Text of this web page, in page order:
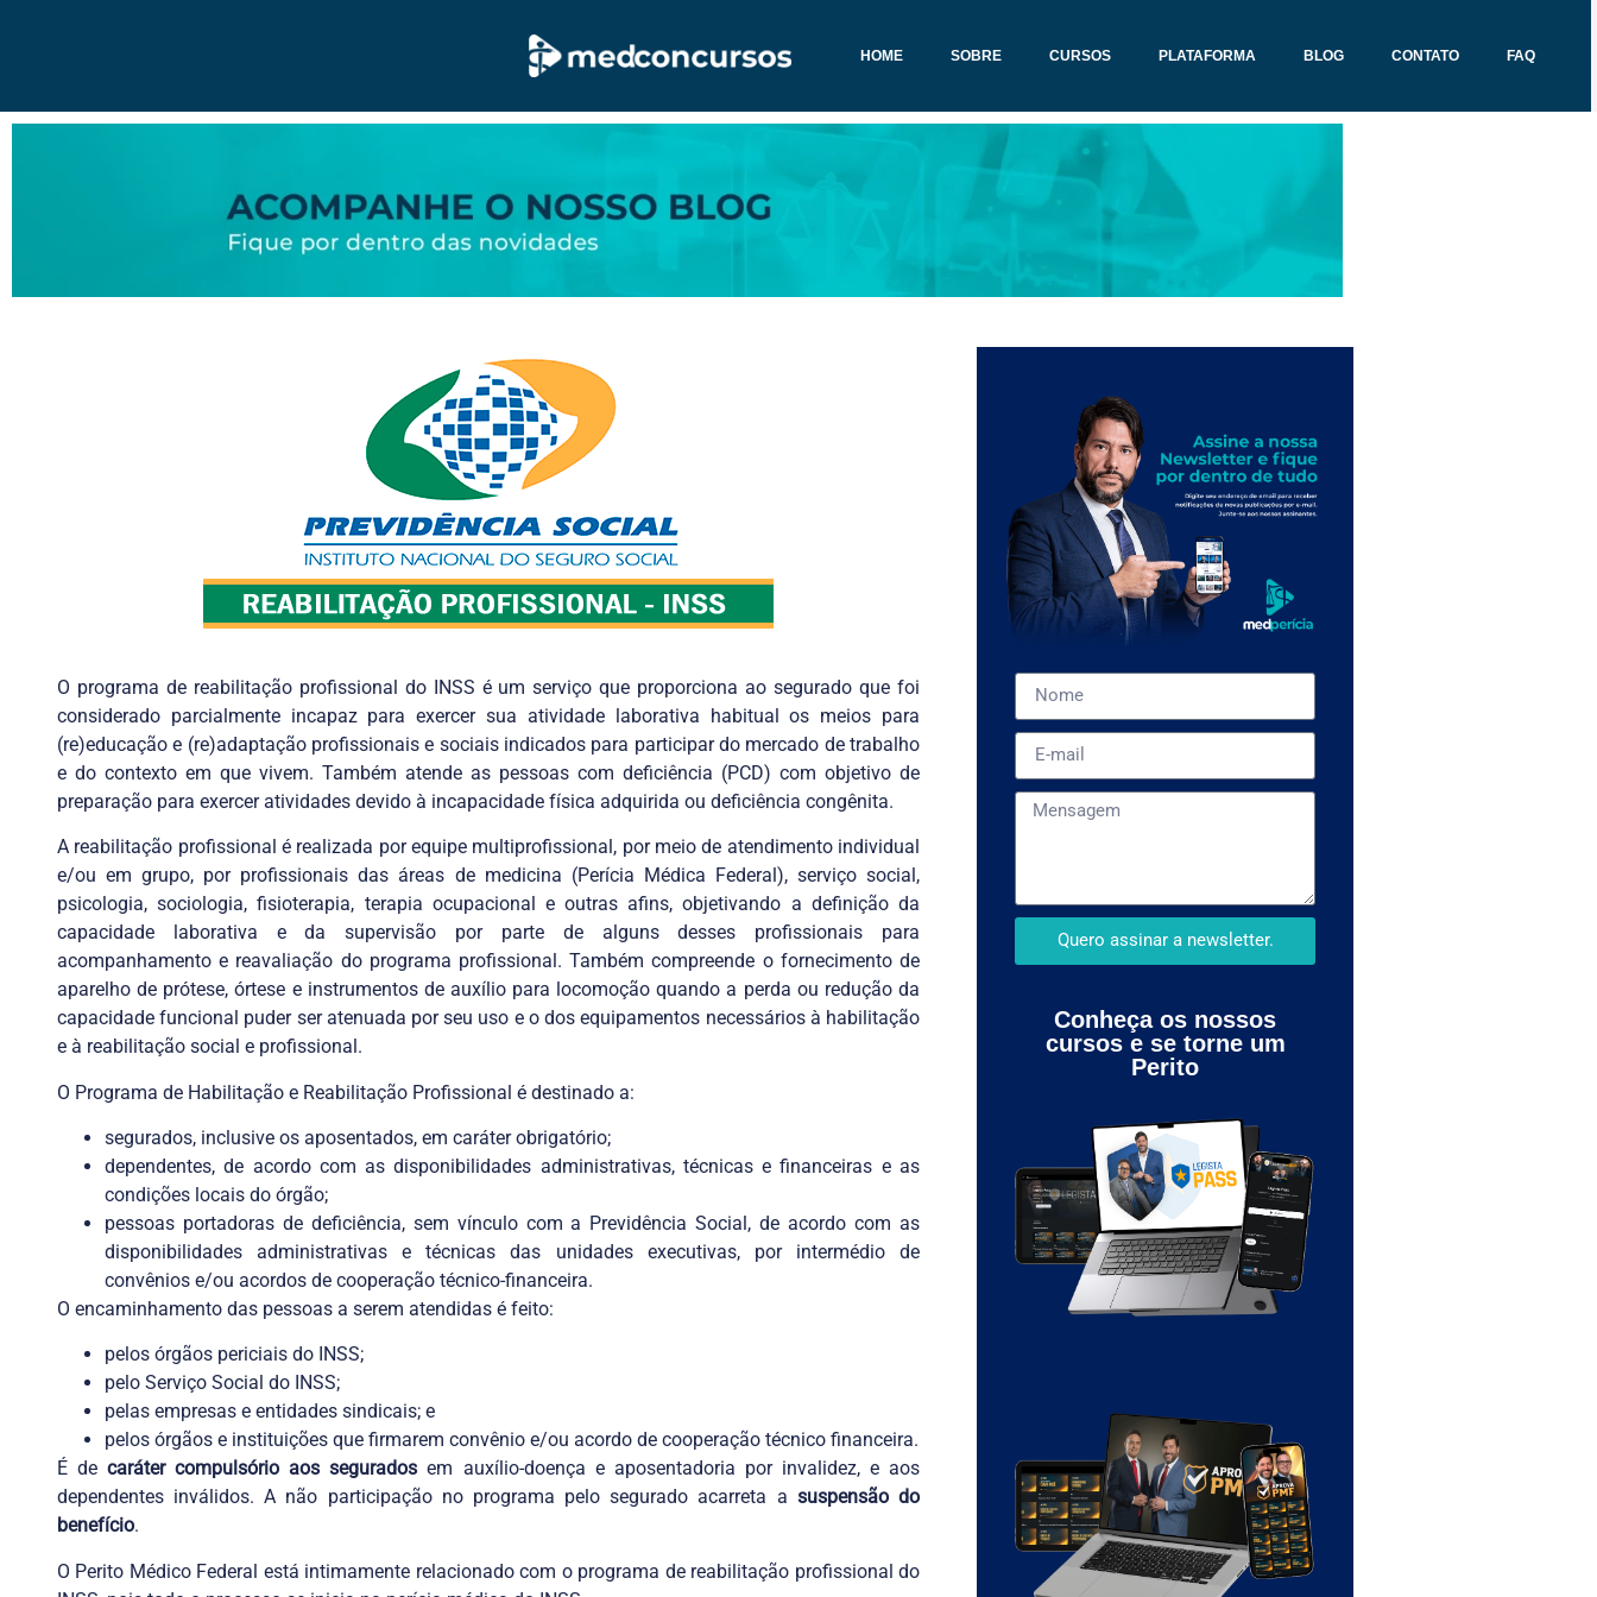
HOME SOBRE CURSOS PLATAFORMA BLOG CONTATO FAQ
O programa de reabilitação profissional do INSS é um serviço que proporciona ao segurado que foi
considerado parcialmente incapaz para exercer sua atividade laborativa habitual os meios para
(re)educação e (re)adaptação profissionais e sociais indicados para participar do mercado de trabalho
e do contexto em que vivem. Também atende as pessoas com deficiência (PCD) com objetivo de
preparação para exercer atividades devido à incapacidade física adquirida ou deficiência congênita.
A reabilitação profissional é realizada por equipe multiprofissional, por meio de atendimento individual
e/ou em grupo, por profissionais das áreas de medicina (Perícia Médica Federal), serviço social,
psicologia, sociologia, fisioterapia, terapia ocupacional e outras afins, objetivando a definição da
capacidade laborativa e da supervisão por parte de alguns desses profissionais para
acompanhamento e reavaliação do programa profissional. Também compreende o fornecimento de
aparelho de prótese, órtese e instrumentos de auxílio para locomoção quando a perda ou redução da
capacidade funcional puder ser atenuada por seu uso e o dos equipamentos necessários à habilitação
e à reabilitação social e profissional.
O Programa de Habilitação e Reabilitação Profissional é destinado a:
segurados, inclusive os aposentados, em caráter obrigatório;
dependentes, de acordo com as disponibilidades administrativas, técnicas e financeiras e as
condições locais do órgão;
pessoas portadoras de deficiência, sem vínculo com a Previdência Social, de acordo com as
disponibilidades administrativas e técnicas das unidades executivas, por intermédio de
convênios e/ou acordos de cooperação técnico-financeira.
O encaminhamento das pessoas a serem atendidas é feito:
pelos órgãos periciais do INSS;
pelo Serviço Social do INSS;
pelas empresas e entidades sindicais; e
pelos órgãos e instituições que firmarem convênio e/ou acordo de cooperação técnico financeira.
É decaráter compulsório aos segurados em auxílio-doença e aposentadoria por invalidez, e aos
dependentes inválidos. A não participação no programa pelo segurado acarreta a suspensão do
benefício.
O Perito Médico Federal está intimamente relacionado com o programa de reabilitação profissional do
Quero assinar a newsletter.
Conheça os nossos
cursos e se torne um
Perito